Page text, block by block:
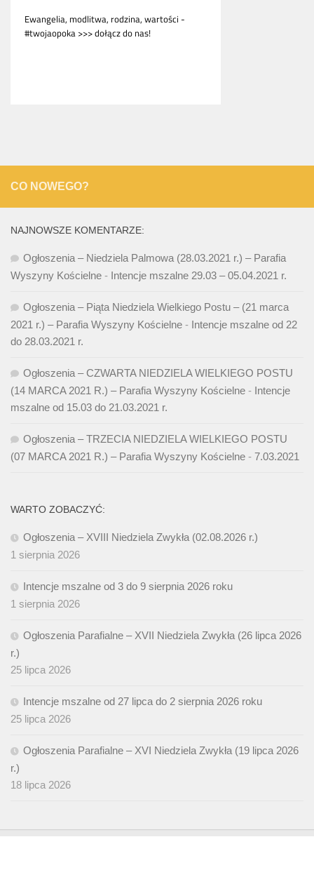
CO NOWEGO?
NAJNOWSZE KOMENTARZE:
Ogłoszenia – Niedziela Palmowa (28.03.2021 r.) – Parafia
Wyszyny Kościelne - Intencje mszalne 29.03 – 05.04.2021 r.
Ogłoszenia – Piąta Niedziela Wielkiego Postu – (21 marca
2021 r.) – Parafia Wyszyny Kościelne - Intencje mszalne od 22
do 28.03.2021 r.
Ogłoszenia – CZWARTA NIEDZIELA WIELKIEGO POSTU
(14 MARCA 2021 R.) – Parafia Wyszyny Kościelne - Intencje
mszalne od 15.03 do 21.03.2021 r.
Ogłoszenia – TRZECIA NIEDZIELA WIELKIEGO POSTU
(07 MARCA 2021 R.) – Parafia Wyszyny Kościelne - 7.03.2021
WARTO ZOBACZYĆ:
Ogłoszenia – XVIII Niedziela Zwykła (02.08.2026 r.)
1 sierpnia 2026
Intencje mszalne od 3 do 9 sierpnia 2026 roku
1 sierpnia 2026
Ogłoszenia Parafialne – XVII Niedziela Zwykła (26 lipca 2026
r.)
25 lipca 2026
Intencje mszalne od 27 lipca do 2 sierpnia 2026 roku
25 lipca 2026
Ogłoszenia Parafialne – XVI Niedziela Zwykła (19 lipca 2026
r.)
18 lipca 2026